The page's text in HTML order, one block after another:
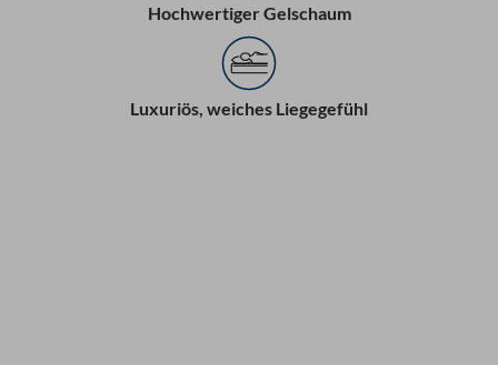
Hochwertiger Gelschaum
Luxuriös, weiches Liegegefühl